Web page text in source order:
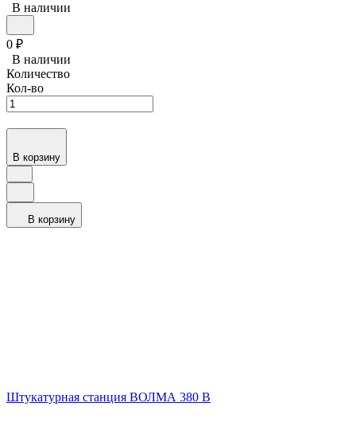
В наличии
0 ₽
В наличии
Количество
Кол-во
В корзину
В корзину
Штукатурная станция ВОЛМА 380 В